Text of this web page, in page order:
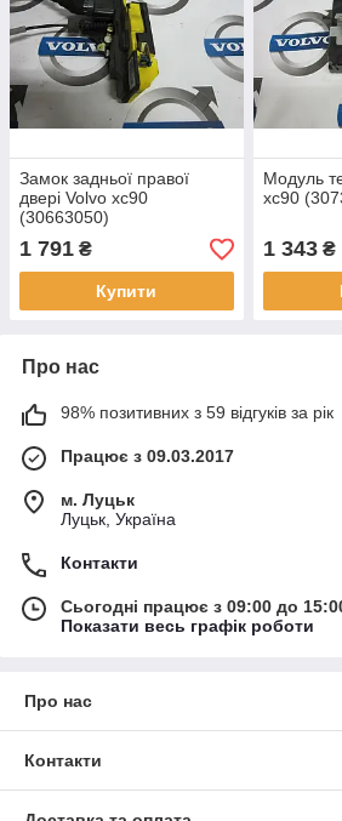
Замок задньої правої
двері Volvo xc90
(30663050)
1 791 ₴
Купити
Модуль
xc90
1 343₴
Про нас
98% позитивних з 59 відгуків за рік
Працює з 09.03.2017
м. Луцьк
Луцьк, Україна
Контакти
Сьогодні працює з 09:00 до
Показати весь графік роботи
Про нас
Контакти